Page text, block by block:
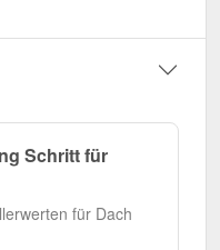
Schritt für
für Dach